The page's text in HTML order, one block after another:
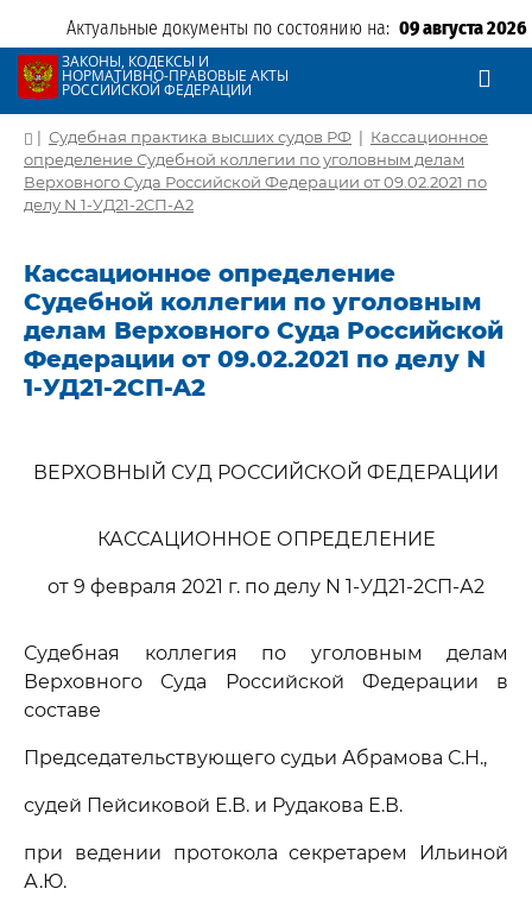
Актуальные документы по состоянию на: 09 августа 2026
ЗАКОНЫ, КОДЕКСЫ И
НОРМАТИВНО-ПРАВОВЫЕ АКТЫ
РОССИЙСКОЙ ФЕДЕРАЦИИ
| Судебная практика высших судов РФ | Кассационное
определение Судебной коллегии по уголовным делам
Верховного Суда Российской Федерации от 09.02.2021 по
делу N 1-УД21-2СП-А2
Кассационное определение
Судебной коллегии по уголовным
делам Верховного Суда Российской
Федерации от 09.02.2021 по делу N
1-УД21-2СП-А2
ВЕРХОВНЫЙ СУД РОССИЙСКОЙ ФЕДЕРАЦИИ
КАССАЦИОННОЕ ОПРЕДЕЛЕНИЕ
от 9 февраля 2021 г. по делу N 1-УД21-2СП-А2
Судебная коллегия по уголовным делам
Верховного Суда Российской Федерации в
составе
Председательствующего судьи Абрамова С.Н.,
судей Пейсиковой Е.В. и Рудакова Е.В.
при ведении протокола секретарем Ильиной
А.Ю.